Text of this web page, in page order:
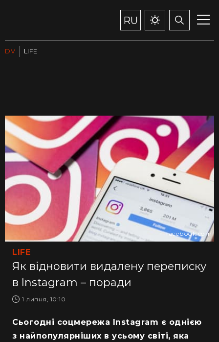
RU
DV LIFE
LIFE
Як відновити видалену переписку
в Instagram – поради
1 липня, 10:10
facebook.com
Сьогодні соцмережа Instagram є однією
з найпопулярніших в усьому світі, яка